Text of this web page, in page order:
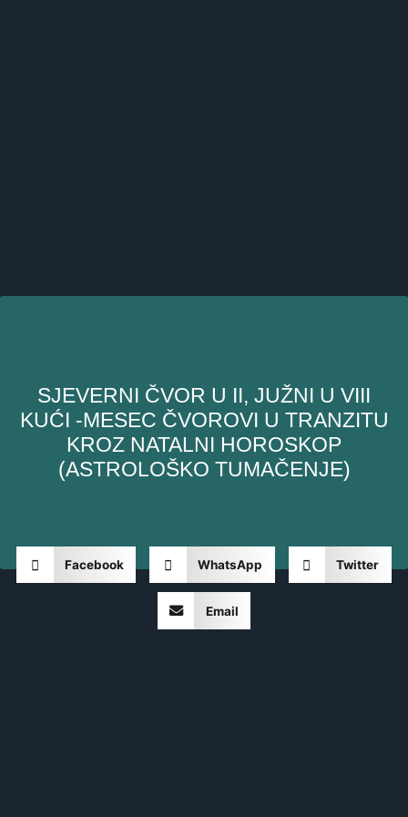
SJEVERNI ČVOR U II, JUŽNI U VIII
KUĆI -MESEC ČVOROVI U TRANZITU
KROZ NATALNI HOROSKOP
(ASTROLOŠKO TUMAČENJE)
Facebook WhatsApp Twitter
Email